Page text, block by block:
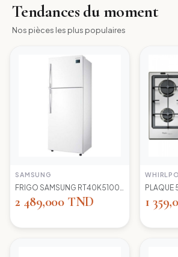
Tendances du moment
Nos pièces les plus populaires
SAMSUNG
2 489,000 TND 1